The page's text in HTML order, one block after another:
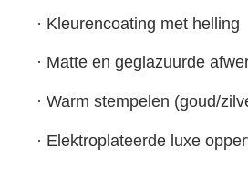
· Kleurencoating met helling
· Matte en geglazuurde
· Warm stempelen (goud/
· Elektroplateerde luxe